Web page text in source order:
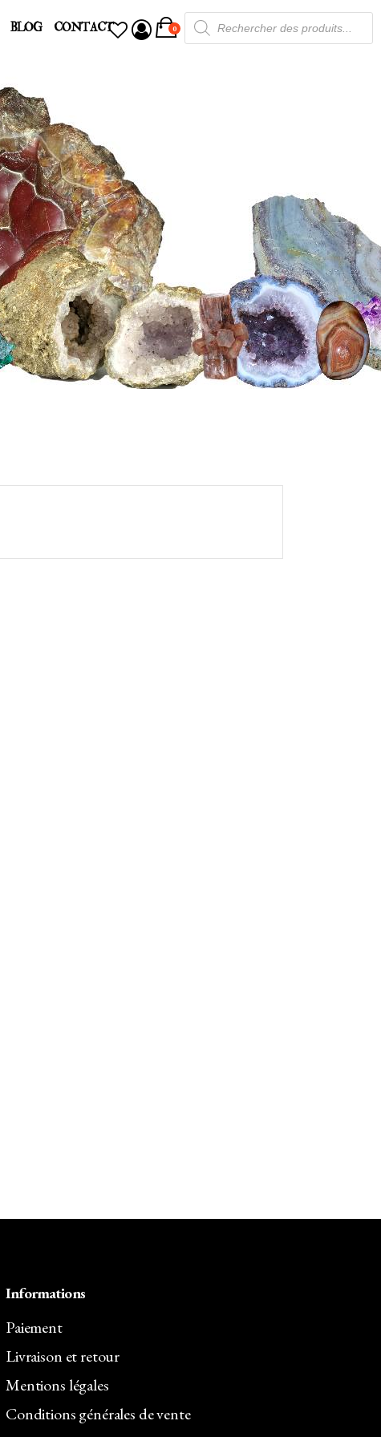
BLOG CONTACT 0
Recherche
de
produits
Informations
Paiement
Livraison et retour
Mentions légales
Conditions générales de vente